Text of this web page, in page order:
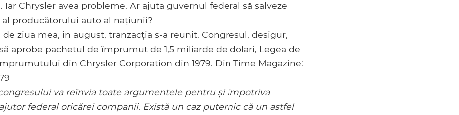
Iar Chrysler avea probleme. Ar ajuta guvernul federal să salveze
producătorului auto al națiunii?
de ziua mea, în august, tranzacția s-a reunit. Congresul, desigur,
aprobe pachetul de împrumut de 1,5 miliarde de dolari, Legea de
din Chrysler Corporation din 1979. Din Time Magazine:
va reînvia toate argumentele pentru și împotriva
federal oricărei companii. Există un caz puternic că un astfel